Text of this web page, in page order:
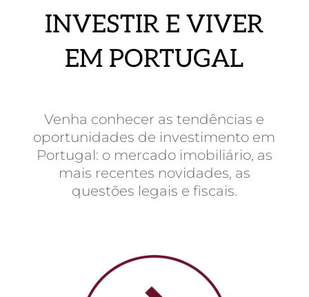
INVESTIR E VIVER
EM PORTUGAL
Venha conhecer as tendências e
oportunidades de investimento em
Portugal: o mercado imobiliário, as
mais recentes novidades, as
questões legais e fiscais.